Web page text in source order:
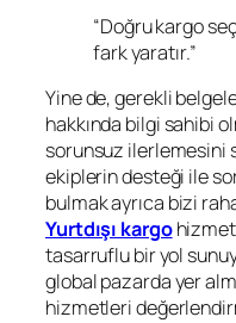
“Doğru kargo
fark yaratır.”
Yine de, gerekli
hakkında bilgi sahibi
sorunsuz ilerlemesini
ekiplerin desteği ile
bulmak ayrıca bizi
Yurtdışı kargo
tasarruflu bir yol
global pazarda yer
hizmetleri